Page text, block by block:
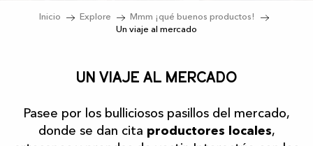
Inicio Explore
Mmm ¡qué buenos productos!
Un viaje al mercado
Un viaje al mercado
Pasee por los bulliciosos pasillos del mercado,
donde se dan cita productores locales,